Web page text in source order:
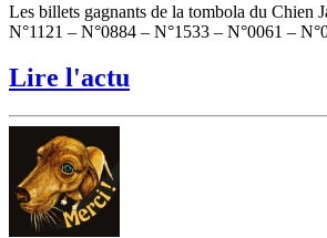
Les billets gagnants de la tombola du Chien
N°1121 – N°0884 – N°1533 – N°0061 –
Lire l'actu